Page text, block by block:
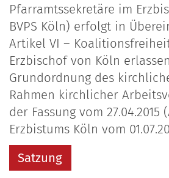
Pfarramtssekretäre im
BVPS Köln) erfolgt in
Artikel VI –
Erzbischof von Köln
Grundordnung des
Rahmen kirchlicher
der Fassung vom
Erzbistums Köln vom
Satzung